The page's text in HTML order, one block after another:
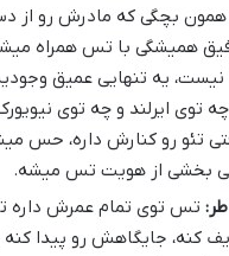
بچگی که مادرش رو از
همیشگی با تس همراه
یه تنهایی عمیق
توی ایرلند و چه توی
تئو رو کنارش داره، حس
بخشی از هویت تس میشه.
تس توی تمام عمرش داره
کنه، جایگاهش رو پیدا